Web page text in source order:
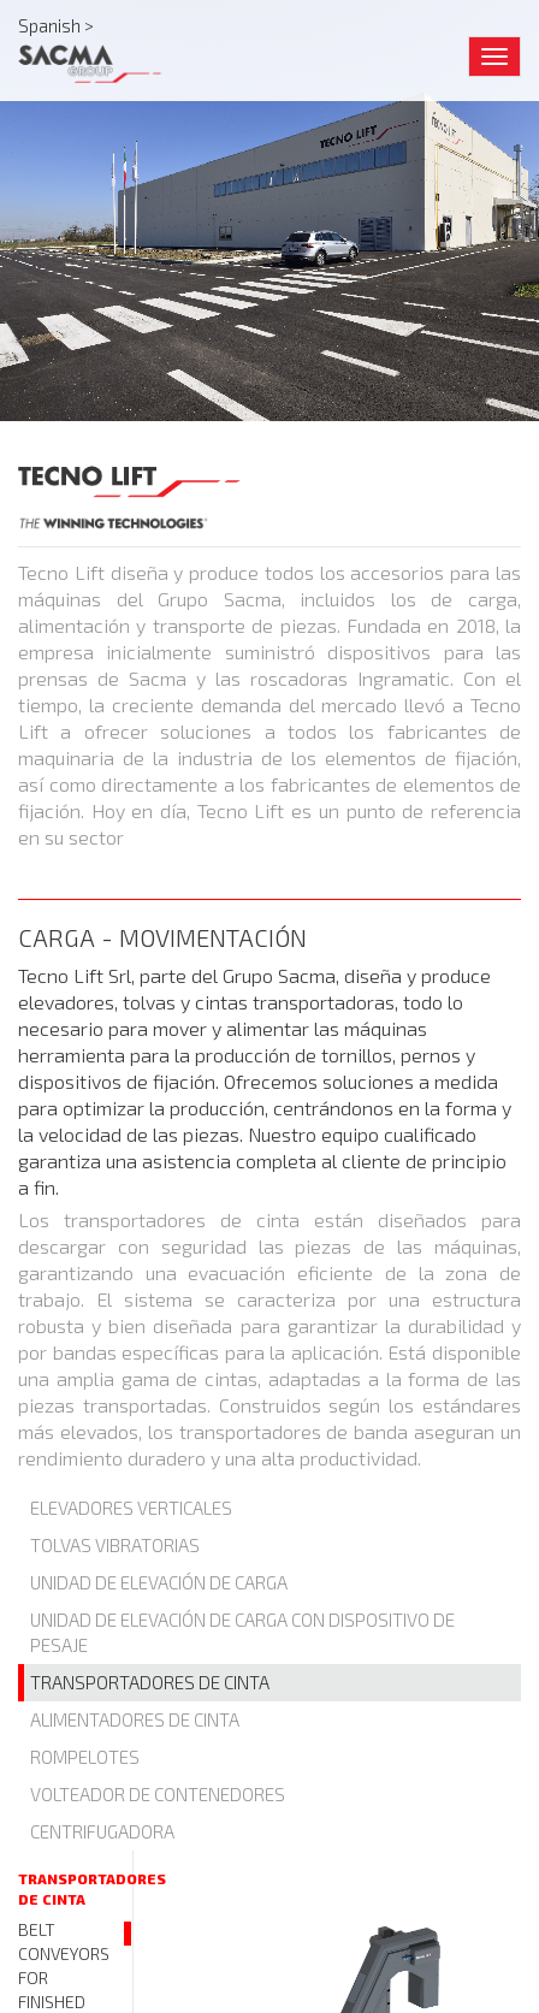
Spanish >
Tecno Lift diseña y produce todos los accesorios para las
máquinas del Grupo Sacma, incluidos los de carga,
alimentación y transporte de piezas. Fundada en 2018, la
empresa inicialmente suministró dispositivos para las
prensas de Sacma y las roscadoras Ingramatic. Con el
tiempo, la creciente demanda del mercado llevó a Tecno
Lift a ofrecer soluciones a todos los fabricantes de
maquinaria de la industria de los elementos de fijación,
así como directamente a los fabricantes de elementos de
fijación. Hoy en día, Tecno Lift es un punto de referencia
en su sector
CARGA - MOVIMENTACIÓN
Tecno Lift Srl, parte del Grupo Sacma, diseña y produce
elevadores, tolvas y cintas transportadoras, todo lo
necesario para mover y alimentar las máquinas
herramienta para la producción de tornillos, pernos y
dispositivos de fijación. Ofrecemos soluciones a medida
para optimizar la producción, centrándonos en la forma y
la velocidad de las piezas. Nuestro equipo cualificado
garantiza una asistencia completa al cliente de principio
a fin.
Los transportadores de cinta están diseñados para
descargar con seguridad las piezas de las máquinas,
garantizando una evacuación eficiente de la zona de
trabajo. El sistema se caracteriza por una estructura
robusta y bien diseñada para garantizar la durabilidad y
por bandas específicas para la aplicación. Está disponible
una amplia gama de cintas, adaptadas a la forma de las
piezas transportadas. Construidos según los estándares
más elevados, los transportadores de banda aseguran un
rendimiento duradero y una alta productividad.
ELEVADORES VERTICALES
TOLVAS VIBRATORIAS
UNIDAD DE ELEVACIÓN DE CARGA
UNIDAD DE ELEVACIÓN DE CARGA CON DISPOSITIVO DE
PESAJE
TRANSPORTADORES DE CINTA
ALIMENTADORES DE CINTA
ROMPELOTES
VOLTEADOR DE CONTENEDORES
CENTRIFUGADORA
TRANSPORTADORES
DE CINTA
BELT
CONVEYORS
FOR
FINISHED